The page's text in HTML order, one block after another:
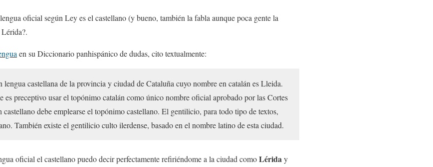
oficial según Ley es el castellano (y bueno, también la fabla aunque poca gente la
en su Diccionario panhispánico de dudas, cito textualmente:
castellana de la provincia y ciudad de Cataluña cuyo nombre en catalán es Lleida.
es preceptivo usar el topónimo catalán como único nombre oficial aprobado por las Cortes
castellano debe emplearse el topónimo castellano. El gentilicio, para todo tipo de textos,
También existe el gentilicio culto ilerdense, basado en el nombre latino de esta ciudad.
oficial el castellano puedo decir perfectamente refiriéndome a la ciudad comoLériday